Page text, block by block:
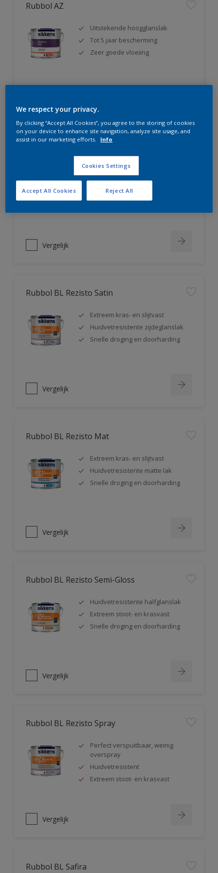
Rubbol AZ
Uitstekende hoogglanslak
Tot 5 jaar bescherming
Zeer goede vloeiing
Extreem kras- en slijtvast
Hoge dekkracht
Uitstekende vloeiing
Vergelijk
Rubbol BL Rezisto Satin
Extreem kras- en slijtvast
Huidvetresistente zijdeglanslak
Snelle droging en doorharding
Vergelijk
Rubbol BL Rezisto Mat
Extreem kras- en slijtvast
Huidvetresistente matte lak
Snelle droging en doorharding
Vergelijk
Rubbol BL Rezisto Semi-Gloss
Huidvetresistente halfglanslak
Extreem stoot- en krasvast
Snelle droging en doorharding
Vergelijk
Rubbol BL Rezisto Spray
Perfect verspuitbaar, weinig
overspray
Huidvetresistent
Extreem stoot- en krasvast
Vergelijk
Rubbol BL Safira
We respect your privacy.
By clicking “Accept All Cookies”, you agree to the storing of cookies
on your device to enhance site navigation, analyze site usage, and
assist in our marketing efforts.
Info
Cookies Settings
Reject All
Accept All Cookies